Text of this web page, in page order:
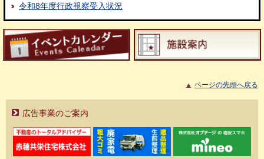
令和8年度行政視察受入状況
ページの先頭へ戻る
広告事業のご案内